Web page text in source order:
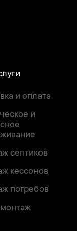
и оплата
и
септиков
кессонов
погребов